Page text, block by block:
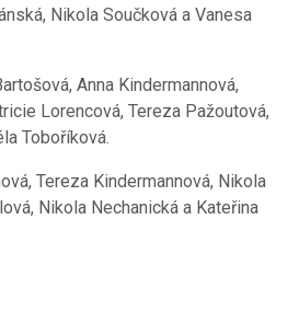
Nikola Součková a Vanesa
Anna Kindermannová,
Lorencová, Tereza Pažoutová,
Toboříková.
Tereza Kindermannová, Nikola
Nikola Nechanická a Kateřina